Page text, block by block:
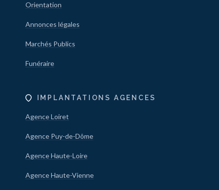
Orientation
Annonces légales
Marchés Publics
Funéraire
IMPLANTATIONS AGENCES
Agence Loiret
Agence Puy-de-Dôme
Agence Haute-Loire
Agence Haute-Vienne